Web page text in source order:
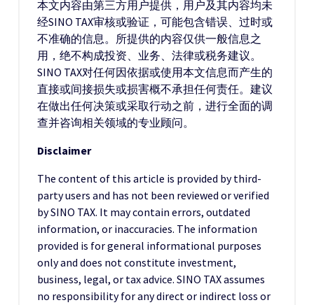
本文内容由第三方用户提供，用户及其内容均未
经SINO TAX审核或验证，可能包含错误、过时或
不准确的信息。所提供的内容仅供一般信息之
用，绝不构成投资、业务、法律或税务建议。
SINO TAX对任何因依据或使用本文信息而产生的
直接或间接损失或损害概不承担任何责任。建议
在做出任何决策或采取行动之前，进行全面的调
查并咨询相关领域的专业顾问。
Disclaimer
The content of this article is provided by third-
party users and has not been reviewed or verified
by SINO TAX. It may contain errors, outdated
information, or inaccuracies. The information
provided is for general informational purposes
only and does not constitute investment,
business, legal, or tax advice. SINO TAX assumes
no responsibility for any direct or indirect loss or